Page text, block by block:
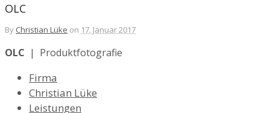
OLC
By Christian Lüke on 17. Januar 2017
OLC | Produktfotografie
Firma
Christian Lüke
Leistungen